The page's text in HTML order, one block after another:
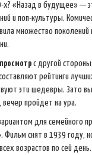
х? «Назад в будущее» —
и поп-культуры.
множество поколений
с другой
рейтинги
эти шедевры. Зато
вечер пройдет на ура.
для семейного
снят в 1939 году,
возрастов по сей